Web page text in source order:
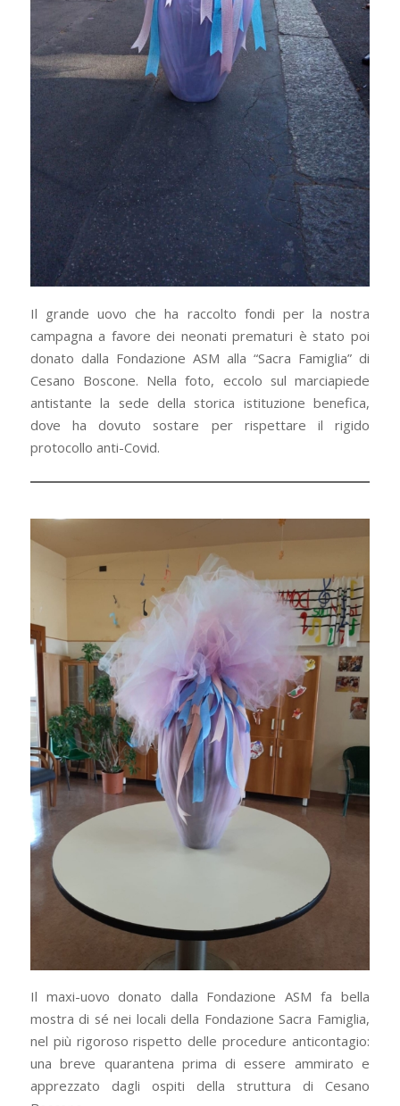
Il grande uovo che ha raccolto fondi per la nostra
campagna a favore dei neonati prematuri è stato poi
donato dalla Fondazione ASM alla “Sacra Famiglia” di
Cesano Boscone. Nella foto, eccolo sul marciapiede
antistante la sede della storica istituzione benefica,
dove ha dovuto sostare per rispettare il rigido
protocollo anti-Covid.
Il maxi-uovo donato dalla Fondazione ASM fa bella
mostra di sé nei locali della Fondazione Sacra Famiglia,
nel più rigoroso rispetto delle procedure anticontagio:
una breve quarantena prima di essere ammirato e
apprezzato dagli ospiti della struttura di Cesano